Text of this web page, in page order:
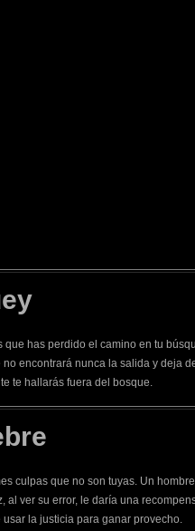
que has perdido el camino en tu
encontrará nunca la salida y deja
te hallarás fuera del bosque.
culpas que no son tuyas. Un
al ver su error, le daría una
la justicia para ganar provecho.